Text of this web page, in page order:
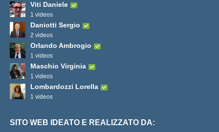
Viti Daniele
1 videos
Daniotti Sergio
2 videos
Orlando Ambrogio
1 videos
Maschio Virginia
1 videos
Lombardozzi Lorella
1 videos
SITO WEB IDEATO E REALIZZATO DA: